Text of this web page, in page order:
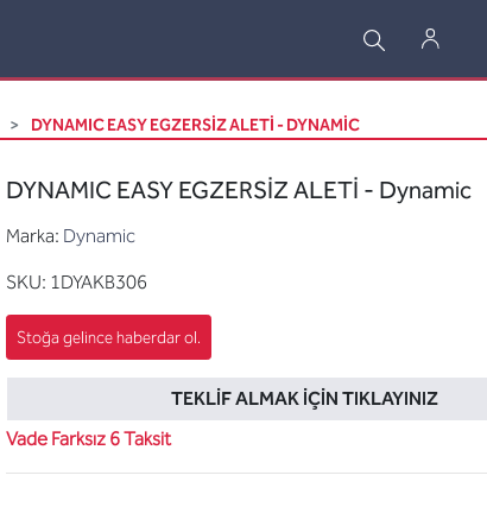
DYNAMIC EASY EGZERSİZ ALETİ - DYNAMIC
DYNAMIC EASY EGZERSİZ ALETİ - Dynamic
Marka: Dynamic
SKU: 1DYAKB306
TEKLIF ALMAK İÇIN TIKLAYINIZ
Vade Farksız 6 Taksit